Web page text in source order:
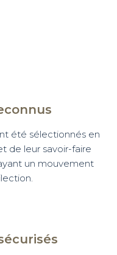
été sélectionnés en
de leur savoir-faire
un mouvement